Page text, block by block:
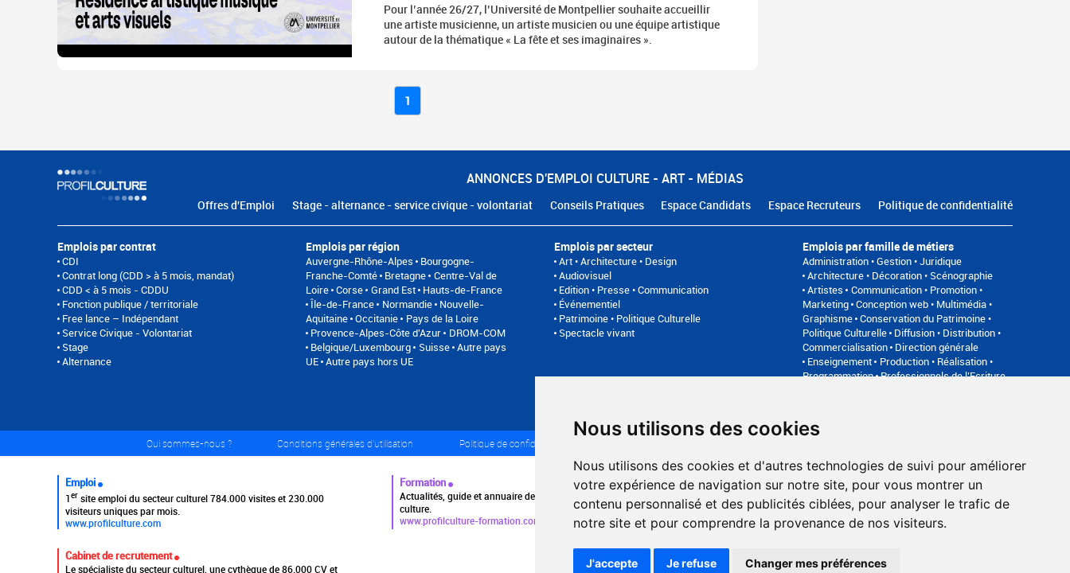
Nous utilisons des cookies
Nous utilisons des cookies et d'autres technologies de suivi pour améliorer
votre expérience de navigation sur notre site, pour vous montrer un
contenu personnalisé et des publicités ciblées, pour analyser le trafic de
notre site et pour comprendre la provenance de nos visiteurs.
J'accepte Je refuse Changer mes préférences
Pour l’année 26/27, l’Université de Montpellier souhaite accueillir
une artiste musicienne, un artiste musicien ou une équipe artistique
autour de la thématique « La fête et ses imaginaires ».
1
ANNONCES D'EMPLOI CULTURE - ART - MÉDIAS
Offres d'Emploi Stage - alternance - service civique - volontariat Conseils Pratiques Espace Candidats Espace Recruteurs Politique de confidentialité
Emplois par contrat
CDI
Contrat long (CDD > à 5 mois, mandat)
CDD < à 5 mois - CDDU
Fonction publique / territoriale
Free lance – Indépendant
Service Civique - Volontariat
Stage
Alternance
Emplois par région
Auvergne-Rhône-Alpes
Bourgogne-
Franche-Comté Bretagne Centre-Val de
Loire Corse Grand Est Hauts-de-France
Île-de-France
Normandie Nouvelle-
Aquitaine Occitanie
Pays de la Loire
Provence-Alpes-Côte d'Azur
DROM-COM
Belgique/Luxembourg
Suisse Autre pays
UE Autre pays hors UE
Emplois par secteur
Art • Architecture • Design
Audiovisuel
Edition • Presse • Communication
Événementiel
Patrimoine • Politique Culturelle
Spectacle vivant
Emplois par famille de métiers
Administration • Gestion • Juridique
Architecture • Décoration • Scénographie
Artistes
Communication • Promotion •
Marketing Conception web • Multimédia •
Graphisme Conservation du Patrimoine •
Politique Culturelle Diffusion • Distribution •
Commercialisation Direction générale
Enseignement
Production • Réalisation •
Programmation Professionnels de l’Ecriture
Qui sommes-nous ? Conditions générales d'utilisation Politique de confidentialité
Emploi
1er site emploi du secteur culturel 784.000 visites et 230.000
visiteurs uniques par mois.
www.profilculture.com
Formation
Actualités, guide et annuaire des formations aux métiers de la
culture.
www.profilculture-formation.com
Accompagnement professionnel
Bilan de compétences, coaching, techniques de recherche
d'emploi, entretien conseil.
www.profilculture-competences.com
Cabinet de recrutement
Le spécialiste du secteur culturel, une cvthèque de 86.000 CV et